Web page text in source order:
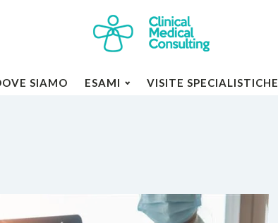
SIAMO ESAMI VISITE SPECIALISTICHE